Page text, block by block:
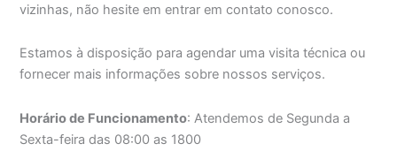
vizinhas, não hesite em entrar em contato conosco.
Estamos à disposição para agendar uma visita técnica ou
fornecer mais informações sobre nossos serviços.
Horário de Funcionamento: Atendemos de Segunda a
Sexta-feira das 08:00 as 1800